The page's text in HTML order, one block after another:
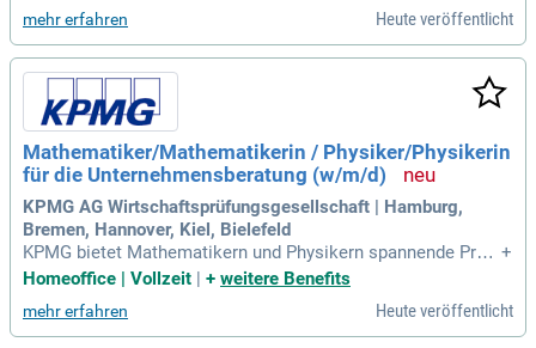
mehr erfahren Heute veröffentlicht
Mathematiker/Mathematikerin / Physiker/Physikerin
für die Unternehmensberatung (w/m/d)
KPMG AG Wirtschaftsprüfungsgesellschaft | Hamburg,
Bremen, Hannover, Kiel, Bielefeld
KPMG bietet Mathematikern und Physikern spannende Proje
kte in verschiedenen Branchen, von Start-ups bis zu großen
ntscheidend, um Unternehmen bei wichtigen Entscheidunge
n zu unterstützen. Werde Teil eines interdisziplinären Team
+
Homeoffice | Vollzeit | + weitere Benefits
mehr erfahren Heute veröffentlicht